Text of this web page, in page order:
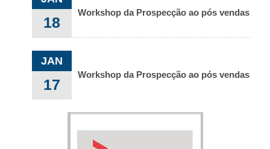
18
Workshop da Prospecção ao pós vendas
JAN
17
Workshop da Prospecção ao pós vendas